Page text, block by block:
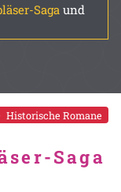
Saga und
Historische Romane
Saga